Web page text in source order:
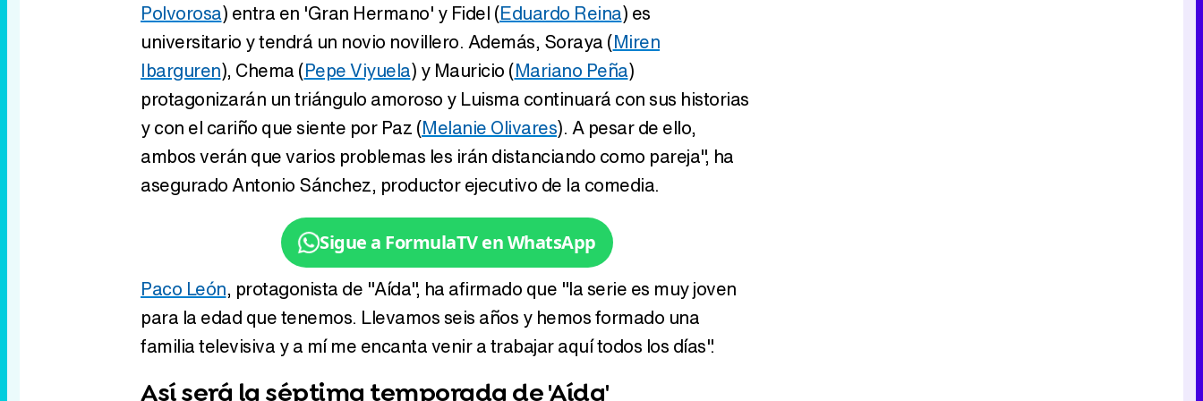
Canción ganadora de Eurovisión 2026: DARA con "Bangaranga" por Bulgaria
Polvorosa) entra en 'Gran Hermano' y Fidel (Eduardo Reina) es
universitario y tendrá un novio novillero. Además, Soraya (Miren
Ibarguren), Chema (Pepe Viyuela) y Mauricio (Mariano Peña)
protagonizarán un triángulo amoroso y Luisma continuará con sus historias
y con el cariño que siente por Paz (Melanie Olivares). A pesar de ello,
ambos verán que varios problemas les irán distanciando como pareja", ha
asegurado Antonio Sánchez, productor ejecutivo de la comedia.
Sigue a FormulaTV en WhatsApp
Paco León, protagonista de "Aída", ha afirmado que "la serie es muy joven
para la edad que tenemos. Llevamos seis años y hemos formado una
familia televisiva y a mí me encanta venir a trabajar aquí todos los días".
Así será la séptima temporada de 'Aída'